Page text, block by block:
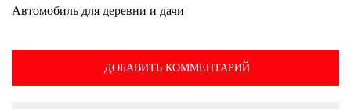
Автомобиль для деревни и дачи
ДОБАВИТЬ КОММЕНТАРИЙ